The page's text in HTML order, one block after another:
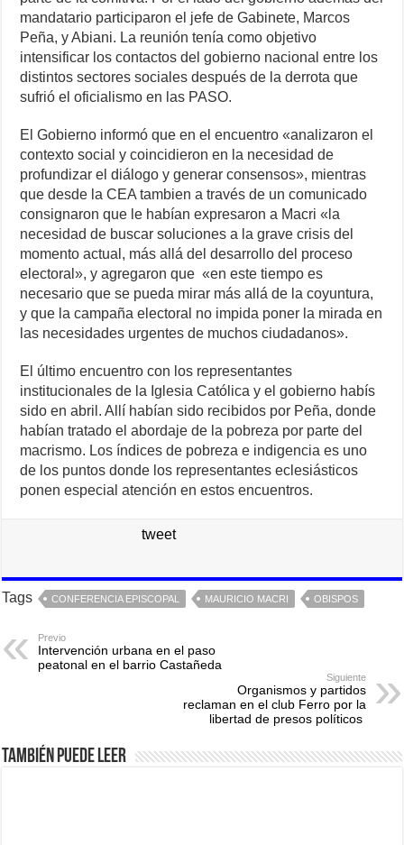
mandatario participaron el jefe de Gabinete, Marcos
Peña, y Abiani. La reunión tenía como objetivo
intensificar los contactos del gobierno nacional entre los
distintos sectores sociales después de la derrota que
sufrió el oficialismo en las PASO.
El Gobierno informó que en el encuentro «analizaron el
contexto social y coincidieron en la necesidad de
profundizar el diálogo y generar consensos», mientras
que desde la CEA tambien a través de un comunicado
consignaron que le habían expresaron a Macri «la
necesidad de buscar soluciones a la grave crisis del
momento actual, más allá del desarrollo del proceso
electoral», y agregaron que «en este tiempo es
necesario que se pueda mirar más allá de la coyuntura,
y que la campaña electoral no impida poner la mirada en
las necesidades urgentes de muchos ciudadanos».
El último encuentro con los representantes
institucionales de la Iglesia Católica y el gobierno habís
sido en abril. Allí habían sido recibidos por Peña, donde
habían tratado el abordaje de la pobreza por parte del
macrismo. Los índices de pobreza e indigencia es uno
de los puntos donde los representantes eclesiásticos
ponen especial atención en estos encuentros.
tweet
Tags CONFERENCIA EPISCOPAL MAURICIO MACRI OBISPOS
Previo
Intervención urbana en el paso
peatonal en el barrio Castañeda
Siguiente
Organismos y partidos
reclaman en el club Ferro por la
libertad de presos políticos
También puede leer